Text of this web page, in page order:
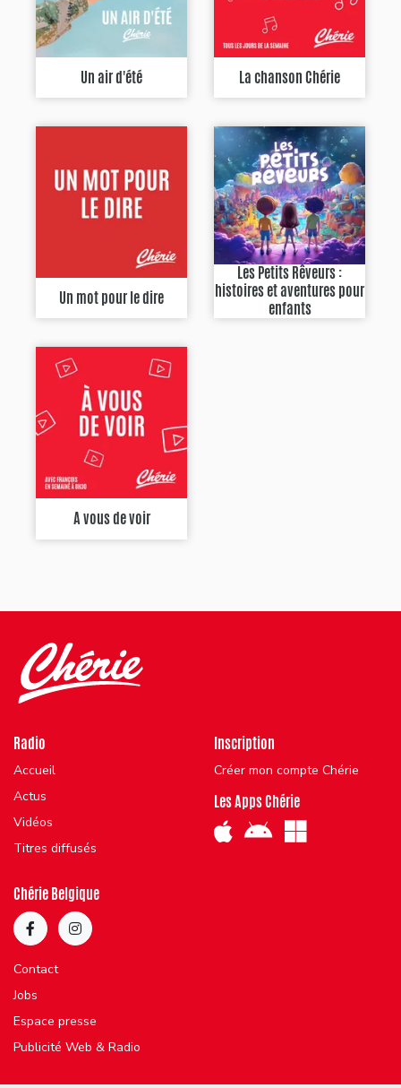
Un air d'été La chanson Chérie
Un mot pour le dire
Les Petits Rêveurs :
histoires et aventures pour
enfants
A vous de voir
Radio
Accueil
Actus
Vidéos
Titres diffusés
Inscription
Créer mon compte Chérie
Les Apps Chérie
Chérie Belgique
Contact
Jobs
Espace presse
Publicité Web & Radio